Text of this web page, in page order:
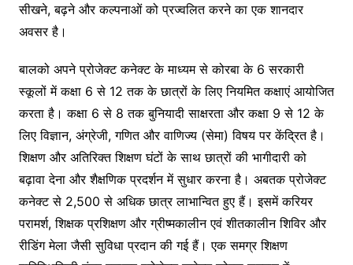
सीखने, बढ़ने और कल्पनाओं को प्रज्वलित करने का एक शानदार
अवसर है।
बालको अपने प्रोजेक्ट कनेक्ट के माध्यम से कोरबा के 6 सरकारी
स्कूलों में कक्षा 6 से 12 तक के छात्रों के लिए नियमित कक्षाएं आयोजित
करता है। कक्षा 6 से 8 तक बुनियादी साक्षरता और कक्षा 9 से 12 के
लिए विज्ञान, अंग्रेजी, गणित और वाणिज्य (सेमा) विषय पर केंद्रित है।
शिक्षण और अतिरिक्त शिक्षण घंटों के साथ छात्रों की भागीदारी को
बढ़ावा देना और शैक्षणिक प्रदर्शन में सुधार करना है। अबतक प्रोजेक्ट
कनेक्ट से 2,500 से अधिक छात्र लाभान्वित हुए हैं। इसमें करियर
परामर्श, शिक्षक प्रशिक्षण और ग्रीष्मकालीन एवं शीतकालीन शिविर और
रीडिंग मेला जैसी सुविधा प्रदान की गई हैं। एक समग्र शिक्षण